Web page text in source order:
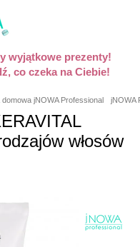
wyjątkowe prezenty!
co czeka na Ciebie!
domowa jNOWA Professional jNOWA
włosów